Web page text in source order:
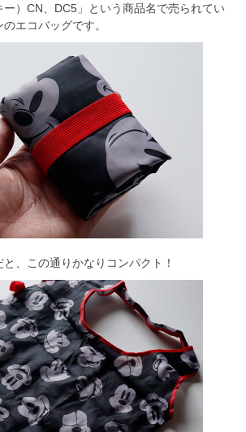
ー）CN、DC5」という商品名で売られてい
エコバッグです。
、この通りかなりコンパクト！